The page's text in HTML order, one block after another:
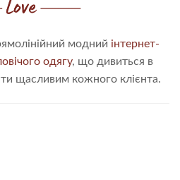
модний інтернет-
одягу, що дивиться в
щасливим кожного клієнта.